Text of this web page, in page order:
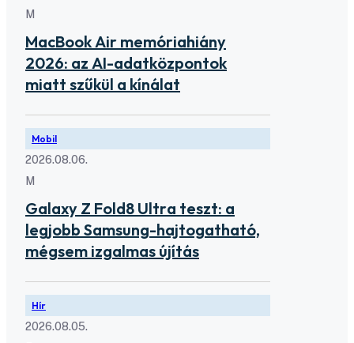
M
MacBook Air memóriahiány
2026: az AI-adatközpontok
miatt szűkül a kínálat
Mobil
2026.08.06.
M
Galaxy Z Fold8 Ultra teszt: a
legjobb Samsung-hajtogatható,
mégsem izgalmas újítás
Hír
2026.08.05.